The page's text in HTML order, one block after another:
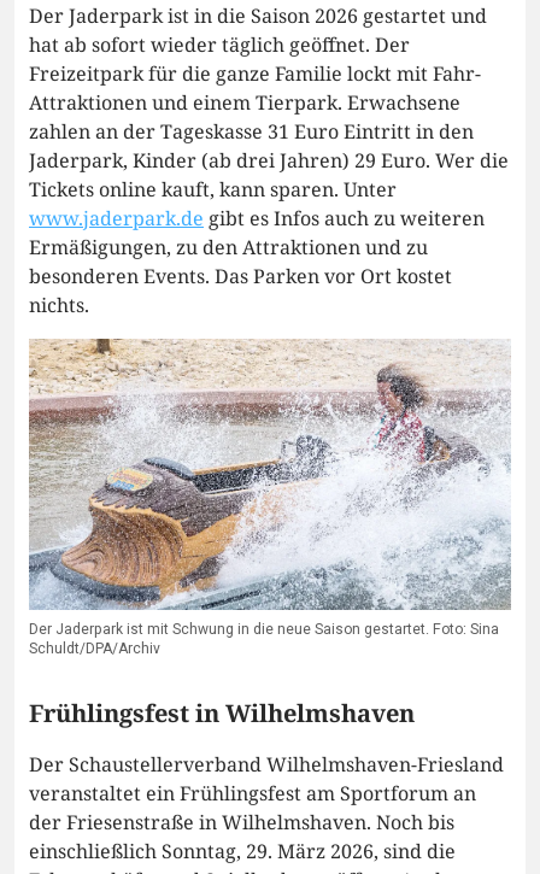
Der Jaderpark ist in die Saison 2026 gestartet und
hat ab sofort wieder täglich geöffnet. Der
Freizeitpark für die ganze Familie lockt mit Fahr-
Attraktionen und einem Tierpark. Erwachsene
zahlen an der Tageskasse 31 Euro Eintritt in den
Jaderpark, Kinder (ab drei Jahren) 29 Euro. Wer die
Tickets online kauft, kann sparen. Unter
www.jaderpark.de gibt es Infos auch zu weiteren
Ermäßigungen, zu den Attraktionen und zu
besonderen Events. Das Parken vor Ort kostet
nichts.
Der Jaderpark ist mit Schwung in die neue Saison gestartet. Foto: Sina
Schuldt/DPA/Archiv
Frühlingsfest in Wilhelmshaven
Der Schaustellerverband Wilhelmshaven-Friesland
veranstaltet ein Frühlingsfest am Sportforum an
der Friesenstraße in Wilhelmshaven. Noch bis
einschließlich Sonntag, 29. März 2026, sind die